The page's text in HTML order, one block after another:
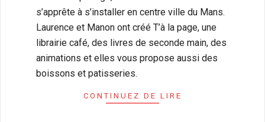
s’apprête à s’installer en centre ville du Mans.
Laurence et Manon ont créé T’à la page, une
librairie café, des livres de seconde main, des
animations et elles vous propose aussi des
boissons et patisseries.
CONTINUEZ DE LIRE